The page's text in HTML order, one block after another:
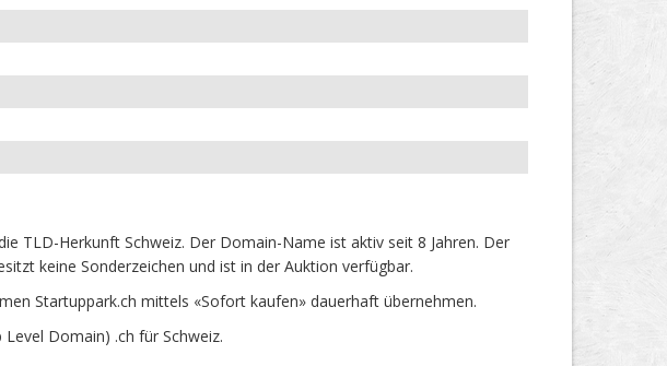
TLD-Herkunft Schweiz. Der Domain-Name ist aktiv seit 8 Jahren. Der
keine Sonderzeichen und ist in der Auktion verfügbar.
Startuppark.ch mittels «Sofort kaufen» dauerhaft übernehmen.
Domain) .ch für Schweiz.